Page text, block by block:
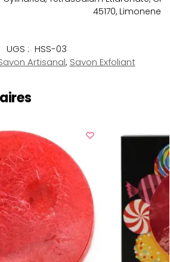
45170, Limonene
UGS : HSS-03
Artisanal, Savon Exfoliant